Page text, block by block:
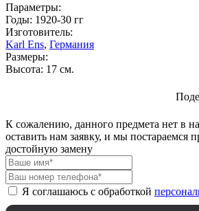
Параметры:
Годы: 1920-30 гг
Изготовитель:
Karl Ens, Германия
Размеры:
Высота: 17 см.
К сожалению, данного предмета нет в
оставить нам заявку, и мы постараемся
достойную замену
Я соглашаюсь с обработкой